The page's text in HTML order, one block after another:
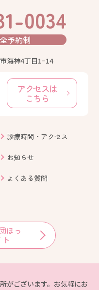
0034
予約制
海神4丁目1−14
アクセスは
こちら
診療時間・アクセス
お知らせ
よくある質問
ほっ
がございます。お気軽にお